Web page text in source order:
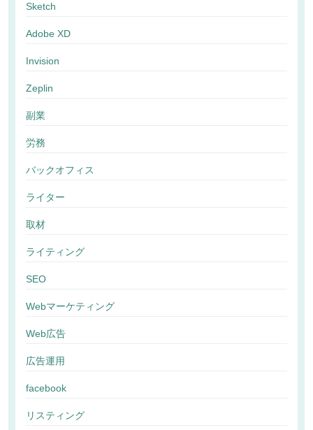
Sketch
Adobe XD
Invision
Zeplin
副業
労務
バックオフィス
ライター
取材
ライティング
SEO
Webマーケティング
Web広告
広告運用
facebook
リスティング